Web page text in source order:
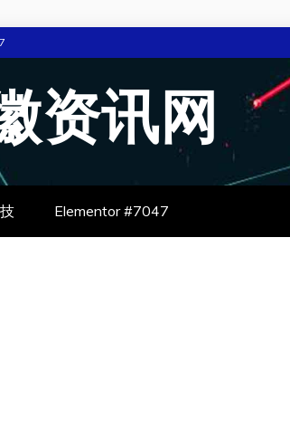
资讯网
Elementor #7047